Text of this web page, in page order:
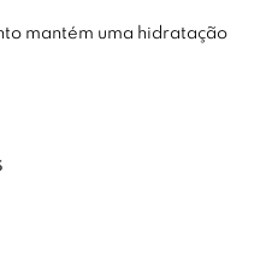
mantém uma hidratação